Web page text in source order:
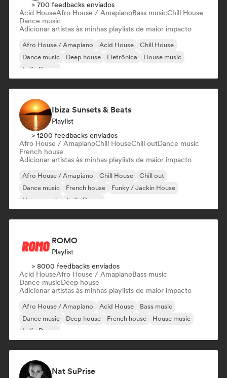
> 700 feedbacks enviados
Acid HouseAfro House / AmapianoBass musicChill House
Dance music
Adicionar artistas às minhas playlists de maior impacto
Afro House / Amapiano Acid House
Chill House
Dance music
Deep house Eletrônica
House music
Indie Dance
Ibiza Sunsets & Beats
Playlist
> 1200 feedbacks enviados
Afro House / AmapianoChill HouseChill outDance music
French house
Adicionar artistas às minhas playlists de maior impacto
Afro House / Amapiano Chill House
Chill out
Dance music
French house
Funky / Jackin House
House music
Indie Dance
ROMO
Playlist
> 8000 feedbacks enviados
Acid HouseAfro House / AmapianoBass music
Dance musicDeep house
Adicionar artistas às minhas playlists de maior impacto
Afro House / Amapiano Acid House
Bass music
Dance music
Deep house French house
House music
Indie Dance
Nat SuPrise